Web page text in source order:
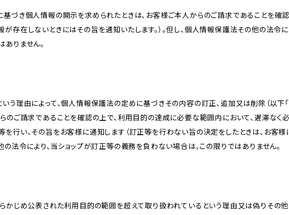
基づき個人情報の開示を求められたときは、お客様ご本人からのご請求であることを確認
存在しないときにはその旨を通知いたします。）。但し、個人情報保護法その他の法令に
りません。
う理由によって、個人情報保護法の定めに基づきその内容の訂正、追加又は削除（以下
のご請求であることを確認の上で、利用目的の達成に必要な範囲内において、遅滞なく
行い、その旨をお客様に通知します（訂正等を行わない旨の決定をしたときは、お客様
の法令により、当ショップが訂正等の義務を負わない場合は、この限りではありません。
らかじめ公表された利用目的の範囲を超えて取り扱われているという理由又は偽りその